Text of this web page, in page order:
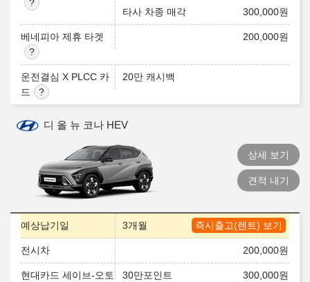
타사 차종 매각 300,000원
베네피아 제휴 타겟 200,000원
운전결심 X PLCC 카
드
20만 캐시백
디 올 뉴 코나 HEV
상세 보기
견적 내기
즉시출고(렌트) 보기
예상납기일 3개월
전시차 200,000원
현대카드 세이브-오토 30만포인트 300,000원